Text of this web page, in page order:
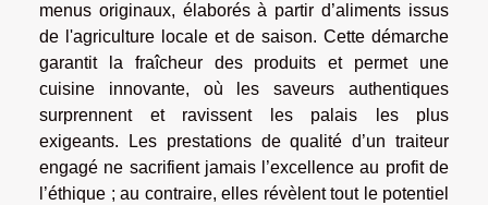
menus originaux, élaborés à partir d’aliments issus
de l'agriculture locale et de saison. Cette démarche
garantit la fraîcheur des produits et permet une
cuisine innovante, où les saveurs authentiques
surprennent et ravissent les palais les plus
exigeants. Les prestations de qualité d’un traiteur
engagé ne sacrifient jamais l’excellence au profit de
l’éthique ; au contraire, elles révèlent tout le potentiel